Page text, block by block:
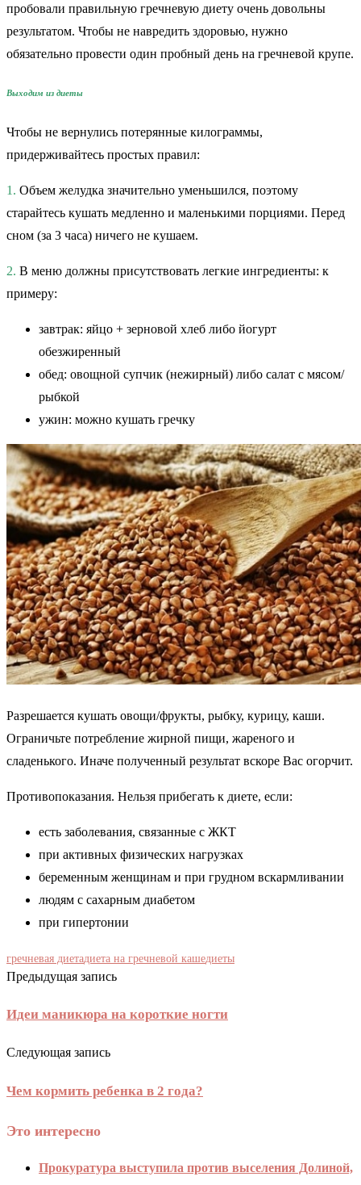
пробовали правильную гречневую диету очень довольны
результатом. Чтобы не навредить здоровью, нужно
обязательно провести один пробный день на гречневой крупе.
Выходим из диеты
Чтобы не вернулись потерянные килограммы,
придерживайтесь простых правил:
1. Объем желудка значительно уменьшился, поэтому
старайтесь кушать медленно и маленькими порциями. Перед
сном (за 3 часа) ничего не кушаем.
2. В меню должны присутствовать легкие ингредиенты: к
примеру:
завтрак: яйцо + зерновой хлеб либо йогурт
обезжиренный
обед: овощной супчик (нежирный) либо салат с мясом/
рыбкой
ужин: можно кушать гречку
Разрешается кушать овощи/фрукты, рыбку, курицу, каши.
Ограничьте потребление жирной пищи, жареного и
сладенького. Иначе полученный результат вскоре Вас огорчит.
Противопоказания. Нельзя прибегать к диете, если:
есть заболевания, связанные с ЖКТ
при активных физических нагрузках
беременным женщинам и при грудном вскармливании
людям с сахарным диабетом
при гипертонии
гречневая диетадиета на гречневой кашедиеты
Предыдущая запись
Идеи маникюра на короткие ногти
Следующая запись
Чем кормить ребенка в 2 года?
Это интересно
Прокуратура выступила против выселения Долиной,